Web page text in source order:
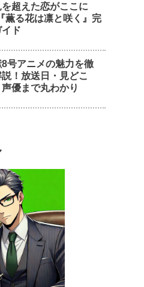
超えた恋がここに
薫る花は凛と咲く』完
ド
号アニメの魅力を徹
！放送日・見どこ
声優まで丸わかり